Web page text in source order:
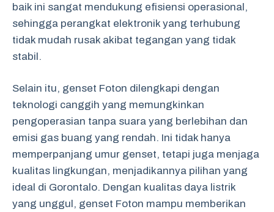
baik ini sangat mendukung efisiensi operasional,
sehingga perangkat elektronik yang terhubung
tidak mudah rusak akibat tegangan yang tidak
stabil.
Selain itu, genset Foton dilengkapi dengan
teknologi canggih yang memungkinkan
pengoperasian tanpa suara yang berlebihan dan
emisi gas buang yang rendah. Ini tidak hanya
memperpanjang umur genset, tetapi juga menjaga
kualitas lingkungan, menjadikannya pilihan yang
ideal di Gorontalo. Dengan kualitas daya listrik
yang unggul, genset Foton mampu memberikan